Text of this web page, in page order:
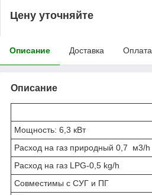
Цену уточняйте
Описание Доставка Оплата
Описание
Мощность: 6,3 кВт
Расход на газ природный 0,7 м3/h
Расход на газ LPG-0,5 kg/h
Совместимы с СУГ и ПГ